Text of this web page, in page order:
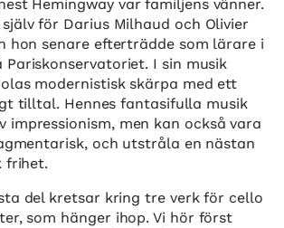
Hemingway var familjens vänner.
för Darius Milhaud och Olivier
hon senare efterträdde som lärare i
Pariskonservatoriet. I sin musik
modernistisk skärpa med ett
tilltal. Hennes fantasifulla musik
impressionism, men kan också vara
och utstråla en nästan
frihet.
del kretsar kring tre verk för cello
som hänger ihop. Vi hör först